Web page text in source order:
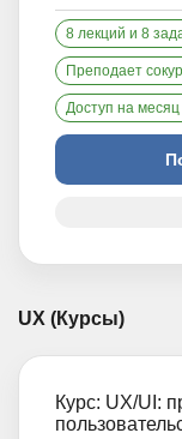
8 лекций и 8
Преподает
Доступ на
UX (Курсы)
Курс: UX/UI: